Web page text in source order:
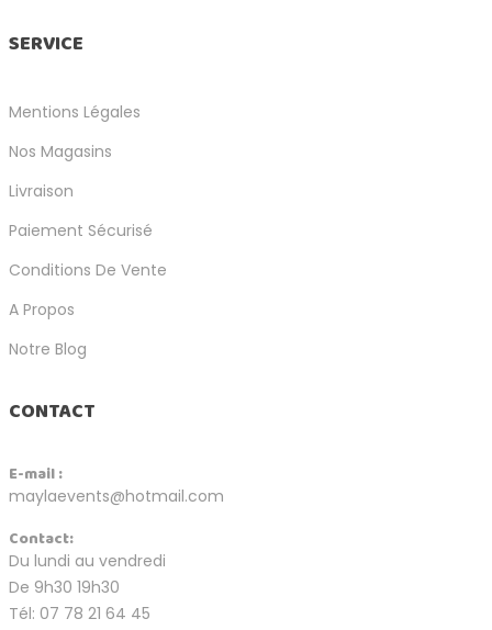
SERVICE
Mentions Légales
Nos Magasins
Livraison
Paiement Sécurisé
Conditions De Vente
A Propos
Notre Blog
CONTACT
E-mail :
maylaevents@hotmail.com
Contact:
Du lundi au vendredi
De 9h30 19h30
Tél: 07 78 21 64 45